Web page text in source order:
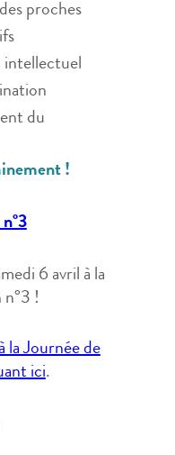
proches
intellectuel
du
!
6 avril à la
n°3 !
la Journée de
ici.